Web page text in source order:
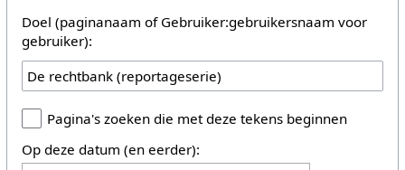
Doel (paginanaam of Gebruiker:gebruikersnaam voor
gebruiker):
Pagina's zoeken die met deze tekens beginnen
Op deze datum (en eerder):